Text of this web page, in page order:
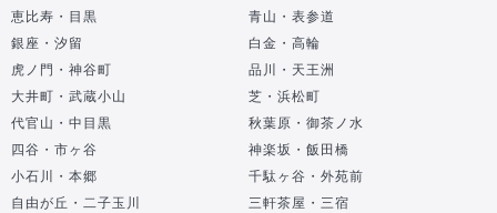
恵比寿・目黒
青山・表参道
銀座・汐留
白金・高輪
虎ノ門・神谷町
品川・天王洲
大井町・武蔵小山
芝・浜松町
代官山・中目黒
秋葉原・御茶ノ水
四谷・市ヶ谷
神楽坂・飯田橋
小石川・本郷
千駄ヶ谷・外苑前
自由が丘・二子玉川
三軒茶屋・三宿